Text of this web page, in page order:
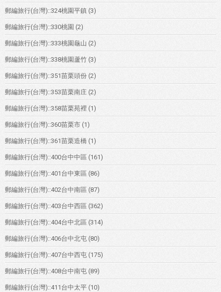
郵編旅行(台灣)::324桃園平鎮 (3)
郵編旅行(台灣)::330桃園 (2)
郵編旅行(台灣)::333桃園龜山 (2)
郵編旅行(台灣)::338桃園蘆竹 (3)
郵編旅行(台灣)::351苗栗頭份 (2)
郵編旅行(台灣)::353苗栗南庄 (2)
郵編旅行(台灣)::358苗栗苑裡 (1)
郵編旅行(台灣)::360苗栗市 (1)
郵編旅行(台灣)::361苗栗造橋 (1)
郵編旅行(台灣)::400台中中區 (161)
郵編旅行(台灣)::401台中東區 (86)
郵編旅行(台灣)::402台中南區 (87)
郵編旅行(台灣)::403台中西區 (362)
郵編旅行(台灣)::404台中北區 (314)
郵編旅行(台灣)::406台中北屯 (80)
郵編旅行(台灣)::407台中西屯 (175)
郵編旅行(台灣)::408台中南屯 (89)
郵編旅行(台灣)::411台中太平 (10)